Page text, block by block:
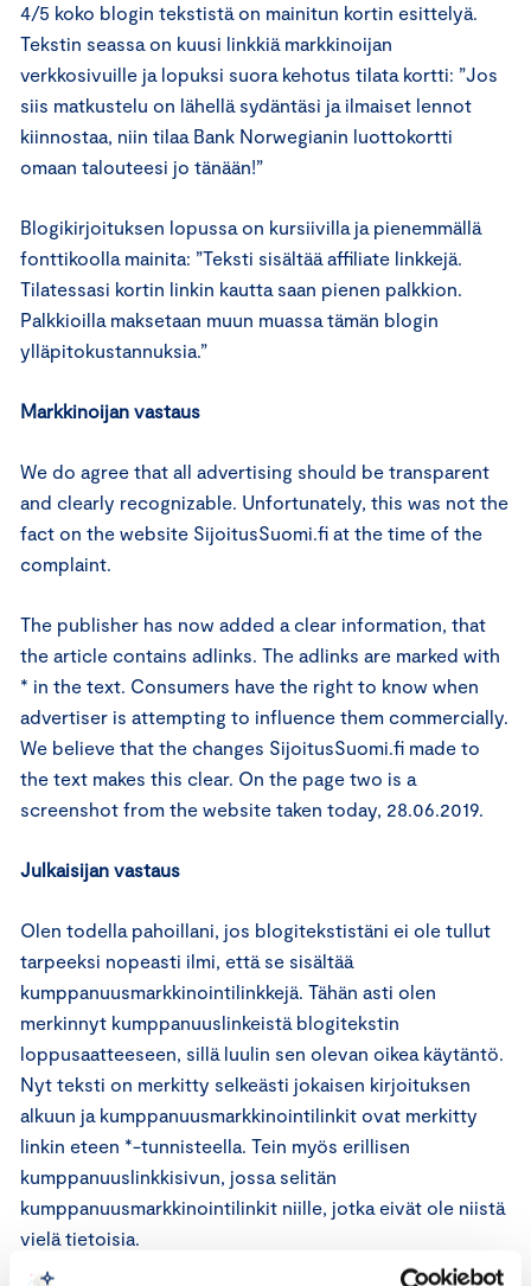
4/5 koko blogin tekstistä on mainitun kortin esittelyä.
Tekstin seassa on kuusi linkkiä markkinoijan
verkkosivuille ja lopuksi suora kehotus tilata kortti: ”Jos
siis matkustelu on lähellä sydäntäsi ja ilmaiset lennot
kiinnostaa, niin tilaa Bank Norwegianin luottokortti
omaan talouteesi jo tänään!”
Blogikirjoituksen lopussa on kursiivilla ja pienemmällä
fonttikoolla mainita: ”Teksti sisältää affiliate linkkejä.
Tilatessasi kortin linkin kautta saan pienen palkkion.
Palkkioilla maksetaan muun muassa tämän blogin
ylläpitokustannuksia.”
Markkinoijan vastaus
We do agree that all advertising should be transparent
and clearly recognizable. Unfortunately, this was not the
fact on the website SijoitusSuomi.fi at the time of the
complaint.
The publisher has now added a clear information, that
the article contains adlinks. The adlinks are marked with
* in the text. Consumers have the right to know when
advertiser is attempting to influence them commercially.
We believe that the changes SijoitusSuomi.fi made to
the text makes this clear. On the page two is a
screenshot from the website taken today, 28.06.2019.
Julkaisijan vastaus
Olen todella pahoillani, jos blogitekstistäni ei ole tullut
tarpeeksi nopeasti ilmi, että se sisältää
kumppanuusmarkkinointilinkkejä. Tähän asti olen
merkinnyt kumppanuuslinkeistä blogitekstin
loppusaatteeseen, sillä luulin sen olevan oikea käytäntö.
Nyt teksti on merkitty selkeästi jokaisen kirjoituksen
alkuun ja kumppanuusmarkkinointilinkit ovat merkitty
linkin eteen *-tunnisteella. Tein myös erillisen
kumppanuuslinkkisivun, jossa selitän
kumppanuusmarkkinointilinkit niille, jotka eivät ole niistä
vielä tietoisia.